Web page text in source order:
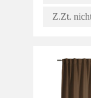
Z.Zt.